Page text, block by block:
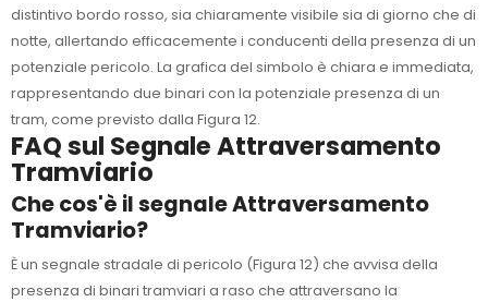
distintivo bordo rosso, sia chiaramente visibile sia di giorno che di
notte, allertando efficacemente i conducenti della presenza di un
potenziale pericolo. La grafica del simbolo è chiara e immediata,
rappresentando due binari con la potenziale presenza di un
tram, come previsto dalla Figura 12.
FAQ sul Segnale Attraversamento
Tramviario
Che cos'è il segnale Attraversamento
Tramviario?
È un segnale stradale di pericolo (Figura 12) che avvisa della
presenza di binari tramviari a raso che attraversano la